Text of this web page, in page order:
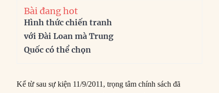
Bài đang hot
Hình thức chiến tranh
với Đài Loan mà Trung
Quốc có thể chọn
Kể từ sau sự kiện 11/9/2011, trọng tâm chính sách đã